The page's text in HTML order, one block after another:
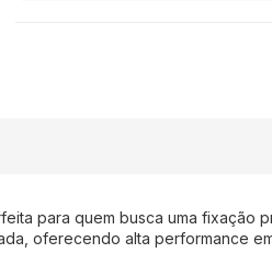
para quem busca uma fixação
oferecendo alta performance